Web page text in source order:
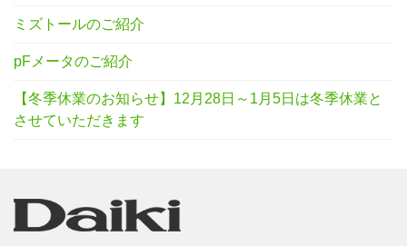
ミズトールのご紹介
pFメータのご紹介
【冬季休業のお知らせ】12月28日～1月5日は冬季休業と
させていただきます